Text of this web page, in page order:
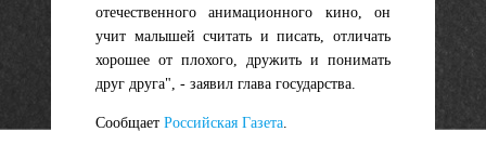
отечественного анимационного кино, он
учит малышей считать и писать, отличать
хорошее от плохого, дружить и понимать
друг друга", - заявил глава государства.
Сообщает Российская Газета